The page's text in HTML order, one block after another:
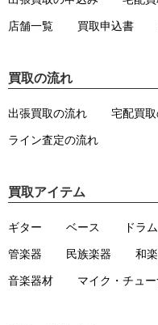
店舗一覧 買取申込書
買取の流れ
出張買取の流れ 宅配買
ライン査定の流れ
買取アイテム
ギター ベース ドラム
管楽器 民族楽器 和
音楽器材 マイク・チュ